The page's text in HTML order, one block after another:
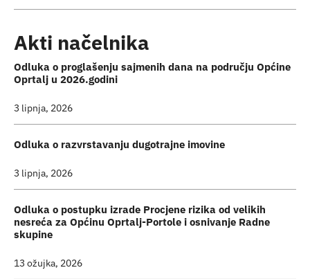
Akti načelnika
Odluka o proglašenju sajmenih dana na području Općine
Oprtalj u 2026.godini
3 lipnja, 2026
Odluka o razvrstavanju dugotrajne imovine
3 lipnja, 2026
Odluka o postupku izrade Procjene rizika od velikih
nesreća za Općinu Oprtalj-Portole i osnivanje Radne
skupine
13 ožujka, 2026